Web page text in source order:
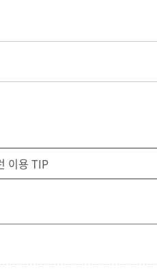
이용 TIP